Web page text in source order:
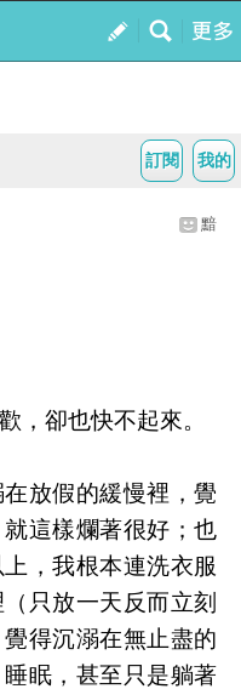
我的
訂閱
黯
卻也快不起來。
放假的緩慢裡，覺
這樣爛著很好；也
，我根本連洗衣服
只放一天反而立刻
得沉溺在無止盡的
眠，甚至只是躺著